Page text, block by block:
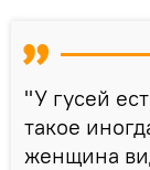
"У гусей
такое
женщина